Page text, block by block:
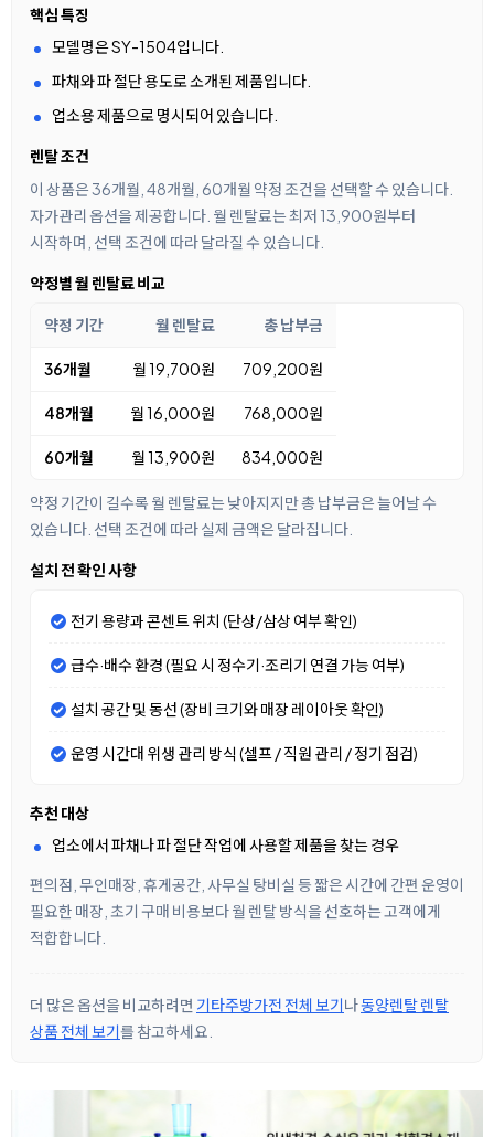
핵심 특징
모델명은 SY-1504입니다.
파채와 파 절단 용도로 소개된 제품입니다.
업소용 제품으로 명시되어 있습니다.
렌탈 조건
이 상품은 36개월, 48개월, 60개월 약정 조건을 선택할 수 있습니다.
자가관리 옵션을 제공합니다. 월 렌탈료는 최저 13,900원부터
시작하며, 선택 조건에 따라 달라질 수 있습니다.
약정별 월 렌탈료 비교
약정 기간 월 렌탈료 총 납부금
36개월 월 19,700원 709,200원
48개월 월 16,000원 768,000원
60개월 월 13,900원 834,000원
약정 기간이 길수록 월 렌탈료는 낮아지지만 총 납부금은 늘어날 수
있습니다. 선택 조건에 따라 실제 금액은 달라집니다.
설치 전 확인 사항
전기 용량과 콘센트 위치 (단상/삼상 여부 확인)
급수·배수 환경 (필요 시 정수기·조리기 연결 가능 여부)
설치 공간 및 동선 (장비 크기와 매장 레이아웃 확인)
운영 시간대 위생 관리 방식 (셀프 / 직원 관리 / 정기 점검)
추천 대상
업소에서 파채나 파 절단 작업에 사용할 제품을 찾는 경우
편의점, 무인매장, 휴게공간, 사무실 탕비실 등 짧은 시간에 간편 운영이
필요한 매장, 초기 구매 비용보다 월 렌탈 방식을 선호하는 고객에게
적합합니다.
더 많은 옵션을 비교하려면 기타주방가전 전체 보기나동양렌탈 렌탈
상품 전체 보기를 참고하세요.